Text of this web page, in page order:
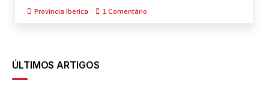
Província Iberica 1 Comentário
ÚLTIMOS ARTIGOS